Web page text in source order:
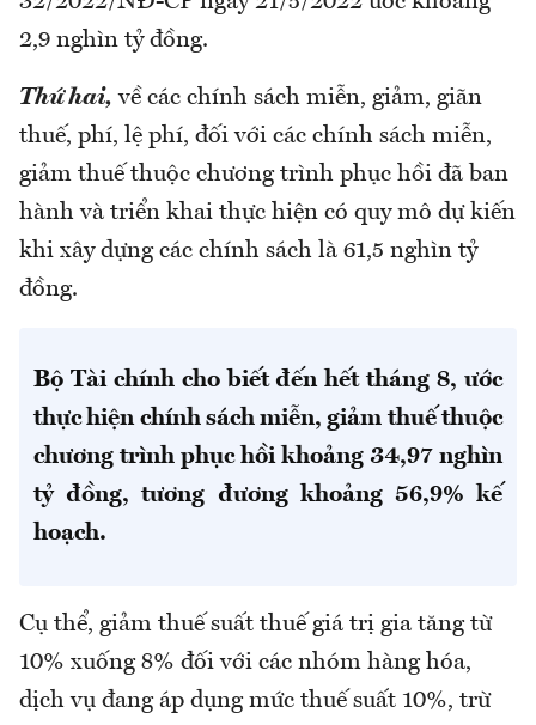
2,9 nghìn tỷ đồng.
Thứ hai, về các chính sách miễn, giảm, giãn
thuế, phí, lệ phí, đối với các chính sách miễn,
giảm thuế thuộc chương trình phục hồi đã ban
hành và triển khai thực hiện có quy mô dự kiến
khi xây dựng các chính sách là 61,5 nghìn tỷ
đồng.
Bộ Tài chính cho biết đến hết tháng 8, ước
thực hiện chính sách miễn, giảm thuế thuộc
chương trình phục hồi khoảng 34,97 nghìn
tỷ đồng, tương đương khoảng 56,9% kế
hoạch.
Cụ thể, giảm thuế suất thuế giá trị gia tăng từ
10% xuống 8% đối với các nhóm hàng hóa,
dịch vụ đang áp dụng mức thuế suất 10%, trừ